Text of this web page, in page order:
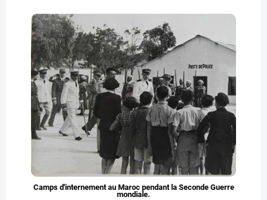
Camps d'internement au Maroc pendant la Seconde Guerre
mondiale.